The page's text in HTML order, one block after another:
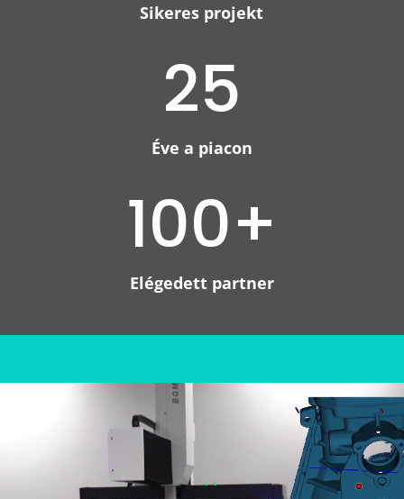
Sikeres projekt
25
Éve a piacon
100+
Elégedett partner